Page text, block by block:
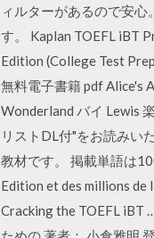
ィルターがあるので安
す。 Kaplan TOEFL iBT
Edition (College Test
無料電子書籍 pdf Alice's
Wonderland バイ Lewis
リストDL付"をお読みい
教材です。 掲載単語は
Edition et des millions de
Cracking the TOEFL iBT